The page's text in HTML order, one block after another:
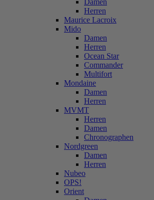
Damen
Herren
Maurice Lacroix
Mido
Damen
Herren
Ocean Star
Commander
Multifort
Mondaine
Damen
Herren
MVMT
Herren
Damen
Chronographen
Nordgreen
Damen
Herren
Nubeo
OPS!
Orient